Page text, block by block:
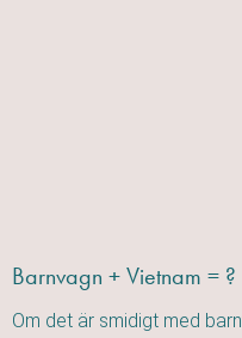
Barnvagn + Vietnam = ?
Om det är smidigt med